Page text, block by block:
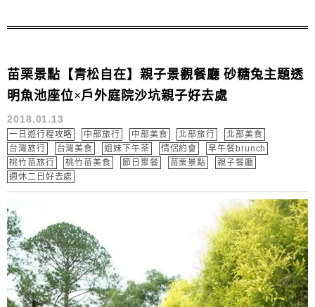
苗栗景點【青松自在】親子景觀餐廳 砂糖兔主題透
明魚池座位×戶外庭院沙坑親子好去處
2018.01.13
一日遊行程攻略 中部旅行 中部美食 北部旅行
北部美食
台灣旅行
台灣美食 姐妹下午茶 情侶約會
早午餐brunch
桃竹苗旅行
桃竹苗美食 節日聚餐 苗栗景點
親子餐廳
週休二日好去處